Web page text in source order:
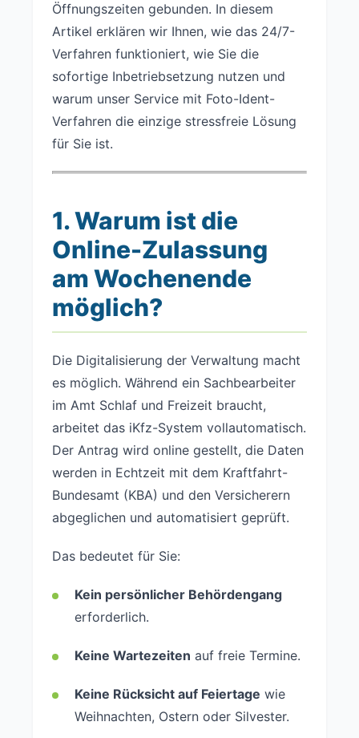
Öffnungszeiten gebunden. In diesem
Artikel erklären wir Ihnen, wie das 24/7-
Verfahren funktioniert, wie Sie die
sofortige Inbetriebsetzung nutzen und
warum unser Service mit Foto-Ident-
Verfahren die einzige stressfreie Lösung
für Sie ist.
1. Warum ist die
Online-Zulassung
am Wochenende
möglich?
Die Digitalisierung der Verwaltung macht
es möglich. Während ein Sachbearbeiter
im Amt Schlaf und Freizeit braucht,
arbeitet das iKfz-System vollautomatisch.
Der Antrag wird online gestellt, die Daten
werden in Echtzeit mit dem Kraftfahrt-
Bundesamt (KBA) und den Versicherern
abgeglichen und automatisiert geprüft.
Das bedeutet für Sie:
Kein persönlicher Behördengang
erforderlich.
Keine Wartezeiten auf freie Termine.
Keine Rücksicht auf Feiertage wie
Weihnachten, Ostern oder Silvester.